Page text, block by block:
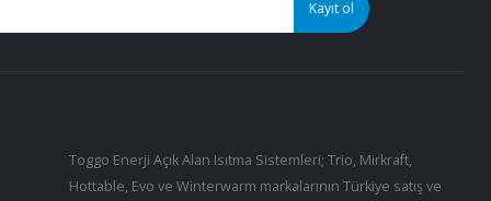
Toggo Enerji Açık Alan Isıtma Sistemleri; Trio, Mirkraft,
Hottable, Evo ve Winterwarm markalarının Türkiye satış ve